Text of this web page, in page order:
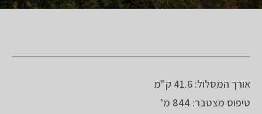
אורך המסלול: 41.6 ק"מ
טיפוס מצטבר: 844 מ'